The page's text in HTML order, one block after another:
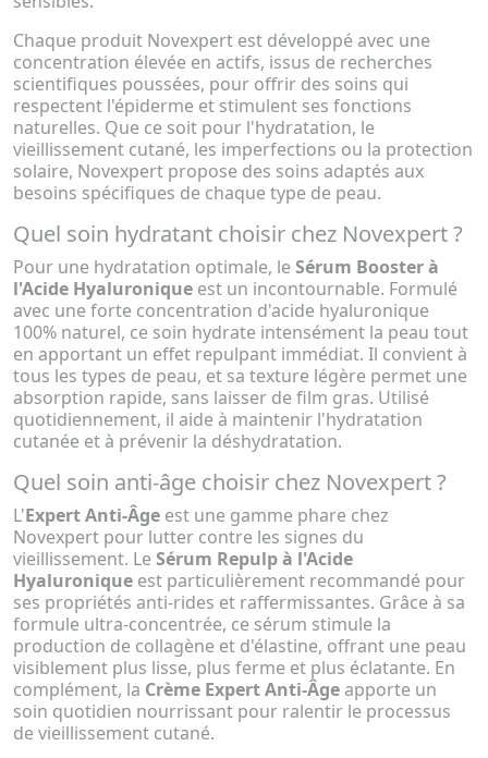
Chaque produit Novexpert est développé avec une
concentration élevée en actifs, issus de recherches
scientifiques poussées, pour offrir des soins qui
respectent l'épiderme et stimulent ses fonctions
naturelles. Que ce soit pour l'hydratation, le
vieillissement cutané, les imperfections ou la protection
solaire, Novexpert propose des soins adaptés aux
besoins spécifiques de chaque type de peau.
Quel soin hydratant choisir chez Novexpert ?
Pour une hydratation optimale, le Sérum Booster à
l'Acide Hyaluronique est un incontournable. Formulé
avec une forte concentration d'acide hyaluronique
100% naturel, ce soin hydrate intensément la peau tout
en apportant un effet repulpant immédiat. Il convient à
tous les types de peau, et sa texture légère permet une
absorption rapide, sans laisser de film gras. Utilisé
quotidiennement, il aide à maintenir l'hydratation
cutanée et à prévenir la déshydratation.
Quel soin anti-âge choisir chez Novexpert ?
L'Expert Anti-Âge est une gamme phare chez
Novexpert pour lutter contre les signes du
vieillissement. Le Sérum Repulp à l'Acide
Hyaluronique est particulièrement recommandé pour
ses propriétés anti-rides et raffermissantes. Grâce à sa
formule ultra-concentrée, ce sérum stimule la
production de collagène et d'élastine, offrant une peau
visiblement plus lisse, plus ferme et plus éclatante. En
complément, la Crème Expert Anti-Âge apporte un
soin quotidien nourrissant pour ralentir le processus
de vieillissement cutané.